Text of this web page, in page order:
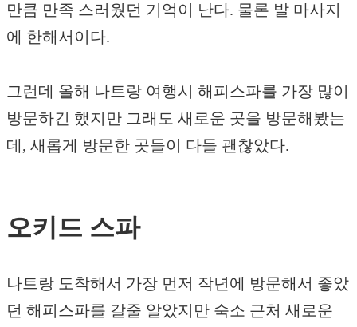
만큼 만족 스러웠던 기억이 난다. 물론 발 마사지
에 한해서이다.
그런데 올해 나트랑 여행시 해피스파를 가장 많이
방문하긴 했지만 그래도 새로운 곳을 방문해봤는
데, 새롭게 방문한 곳들이 다들 괜찮았다.
오키드 스파
나트랑 도착해서 가장 먼저 작년에 방문해서 좋았
던 해피스파를 갈줄 알았지만 숙소 근처 새로운